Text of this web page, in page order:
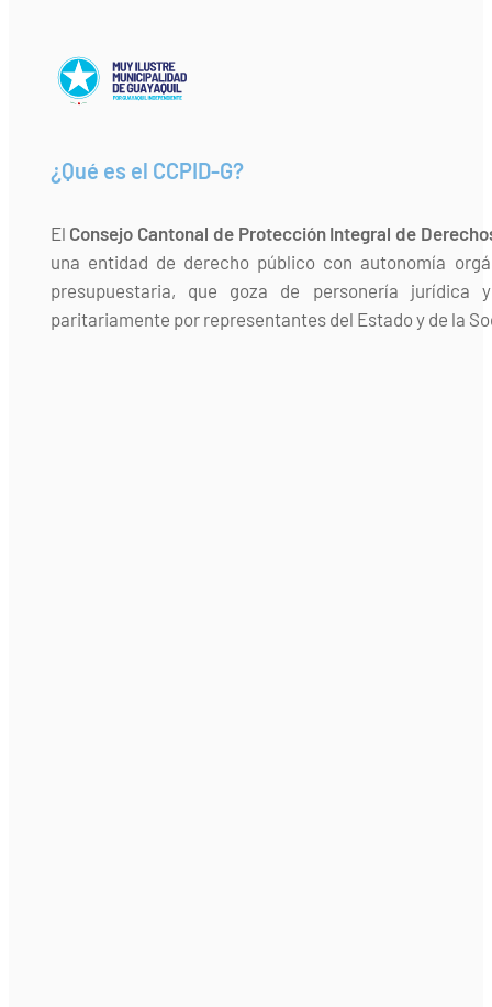
¿Qué es el CCPID-G?
El Consejo Cantonal de Protección Integral de
una entidad de derecho público con autonomía
presupuestaria, que goza de personería jurídica
paritariamente por representantes del Estado y de la